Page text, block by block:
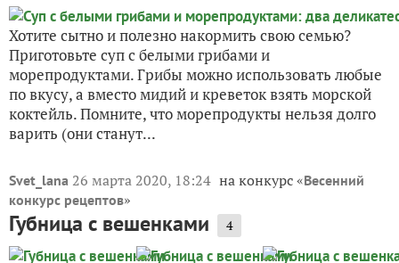
Хотите сытно и полезно накормить свою семью?
Приготовьте суп с белыми грибами и
морепродуктами. Грибы можно использовать любые
по вкусу, а вместо мидий и креветок взять морской
коктейль. Помните, что морепродукты нельзя долго
варить (они станут...
Svet_lana 26 марта 2020, 18:24 на конкурс «Весенний
конкурс рецептов»
Губница с вешенками 4